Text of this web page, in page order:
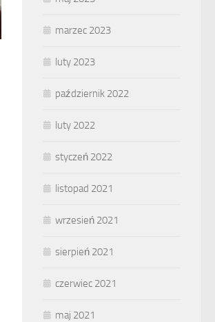
marzec 2023
luty 2023
październik 2022
luty 2022
styczeń 2022
listopad 2021
wrzesień 2021
sierpień 2021
czerwiec 2021
maj 2021